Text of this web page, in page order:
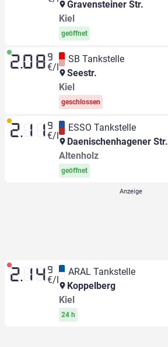
Gravensteiner Str.
Kiel
geöffnet
2.08 9
€/l
SB Tankstelle
Seestr.
Kiel
geschlossen
2.11 9
€/l
ESSO Tankstelle
Daenischenhagener Str.
Altenholz
geöffnet
2.14 9
€/l
ARAL Tankstelle
Koppelberg
Kiel
24 h